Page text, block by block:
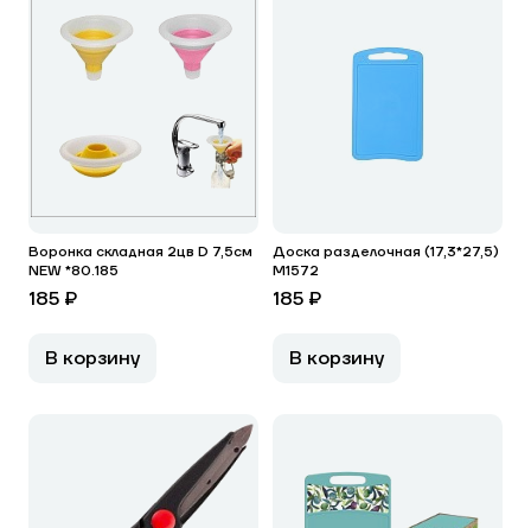
Воронка складная 2цв D 7,5см
NEW *80.185
185 ₽
В корзину
Доска разделочная (17,3*27,5)
М1572
185 ₽
В корзину